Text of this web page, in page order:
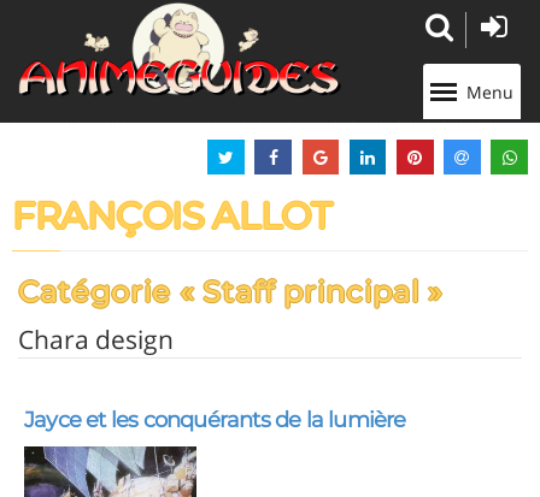
Menu
FRANÇOIS ALLOT
Catégorie « Staff principal »
Chara design
Jayce et les conquérants de la lumière
Panneau de gestion des cookies